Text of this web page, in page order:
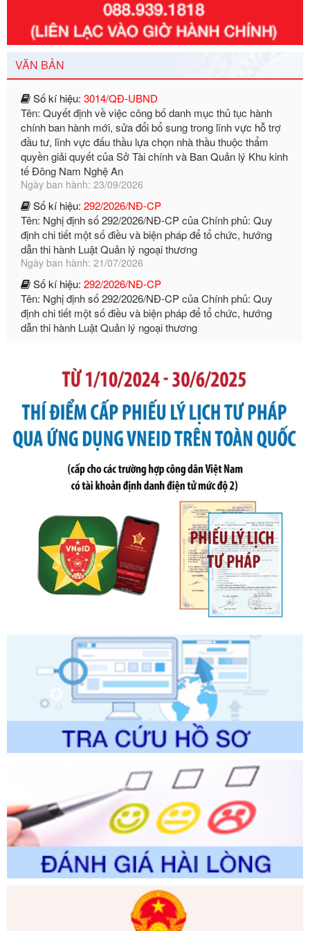
VĂN BẢN
351/2025/NĐ-CP
Tên: Nghị định số 351/2025/NĐ-CP của Chính phủ: Quy
định chuẩn nghèo đa chiều quốc gia giai đoạn 2026 - 2030
Ngày ban hành: 29/12/2026
Số kí hiệu:
Tên: Quyết định về việc công bố danh mục thủ tục hành
chính ban hành mới, sửa đổi bổ sung trong lĩnh vực hỗ trợ
đầu tư, lĩnh vực đấu thầu lựa chọn nhà thầu thuộc thẩm
quyền giải quyết của Sở Tài chính và Ban Quản lý Khu kinh
tế Đông Nam Nghệ An
Ngày ban hành: 23/09/2026
Số kí hiệu:292/2026/NĐ-CP
Tên: Nghị định số 292/2026/NĐ-CP của Chính phủ: Quy
định chi tiết một số điều và biện pháp để tổ chức, hướng
dẫn thi hành Luật Quản lý ngoại thương
Ngày ban hành: 21/07/2026
Số kí hiệu:292/2026/NĐ-CP
Tên: Nghị định số 292/2026/NĐ-CP của Chính phủ: Quy
định chi tiết một số điều và biện pháp để tổ chức, hướng
dẫn thi hành Luật Quản lý ngoại thương
Ngày ban hành: 21/07/2026
Số kí hiệu:105/2026/TT-BTC
2019 của Bộ trưởng Bộ Tài chính hướng dẫn thực hiện xử
phạt vi phạm hành chính trong lĩnh vực kho bạc nhà nước
Ngày ban hành: 21/07/2026
Số kí hiệu: 291/2026/NĐ-CP
Tên: Nghị định số 291/2026/NĐ-CP của Chính phủ: Sửa
đổi, bổ sung một số điều của Nghị định số 125/2020/NĐ-СР
ngày 19 tháng 10 năm 2020 của Chính phủ quy định xử
phạt vi phạm hành chính về thuế, hóa đơn được sửa đổi, bổ
sung bởi Nghị định số 102/2021/NĐ-CP
Ngày ban hành: 20/07/2026
Số kí hiệu:2303/QĐ-UBND
Tên: Quyết định công bố Danh mục thủ tục hành chính mới
ban hành, được sửa đổi, bổ sung, bị bãi bỏ và phê duyệt
Quy trình nội bộ, quy trình điện tử giải quyết thủ tục hành
chính trong một số lĩnh vực thuộc phạm vi chức năng quản
Số kí hiệu:2304/QĐ-UBND
Tên: Quyết định công bố Danh mục thủ tục hành chính
được sửa đổi, bổ sung và phê duyệt Quy trình nội bộ, quy
trình điện tử giải quyết thủ tục hành chính trong lĩnh vực Du
lịch thuộc phạm vi chức năng quản lý của Sở Văn hóa, Thể
Ngày ban hành: 01/06/2026
Số kí hiệu: 2310/QĐ-UBND
Tên: Về việc công bố Danh mục thủ tục hành chính sửa
đổi, bổ sung và phê duyệt Quy trình nội bộ, quy trình điện tử
trong giải quyết thủtục hành chính lĩnh vực biến đổi khí hậu
thuộc phạm vi giải quyết của Sở Nông nghiệp và Môi
trường
Ngày ban hành: 01/06/2026
Số kí hiệu: 2300/QĐ-UBND
Tên: V/v công bố danh mục thủ tục hành chính được sửa
giải quyết thủ tục hành chính trong lĩnh vực Luật sư thuộc
phạm vi chức năng quản lý của Sở Tư pháp
Ngày ban hành: 01/06/2026